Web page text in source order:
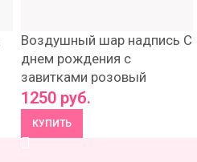
Воздушный шар надпись С
днем рождения с
завитками розовый
1250 руб.
КУПИТЬ